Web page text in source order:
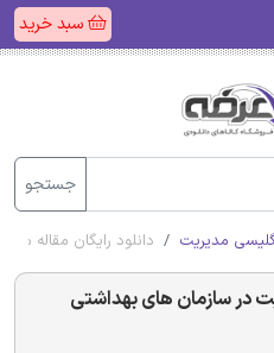
سبد خرید
جستجو
مدیریت دانلود رایگان مقاله
در سازمان های بهداشتی